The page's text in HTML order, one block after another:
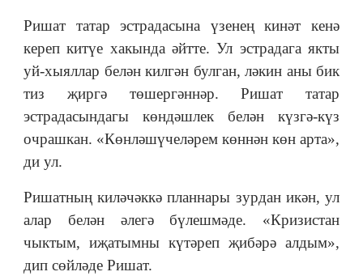
Ришат татар эстрадасына үзенең кинәт кенә
кереп китүе хакында әйтте. Ул эстрадага якты
уй-хыяллар белән килгән булган, ләкин аны бик
тиз җиргә төшергәннәр. Ришат татар
эстрадасындагы көндәшлек белән күзгә-күз
очрашкан. «Көнләшүчеләрем көннән көн арта»,
ди ул.
Ришатның киләчәккә планнары зурдан икән, ул
алар белән әлегә бүлешмәде. «Кризистан
чыктым, иҗатымны күтәреп җибәрә алдым»,
дип сөйләде Ришат.